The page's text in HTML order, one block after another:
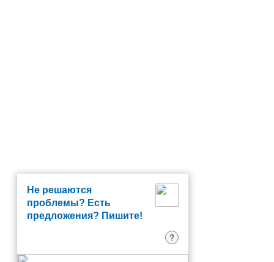
Не решаются
проблемы? Есть
предложения? Пишите!
?